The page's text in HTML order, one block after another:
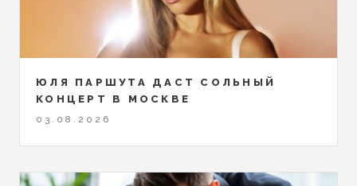
ЮЛЯ ПАРШУТА ДАСТ СОЛЬНЫЙ
КОНЦЕРТ В МОСКВЕ
03.08.2026